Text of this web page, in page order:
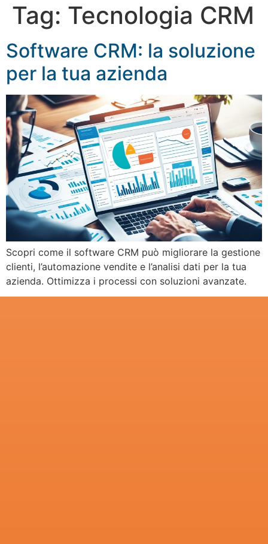
Tag: Tecnologia CRM
Software CRM: la soluzione
per la tua azienda
Scopri come il software CRM può migliorare la gestione
clienti, l’automazione vendite e l’analisi dati per la tua
azienda. Ottimizza i processi con soluzioni avanzate.